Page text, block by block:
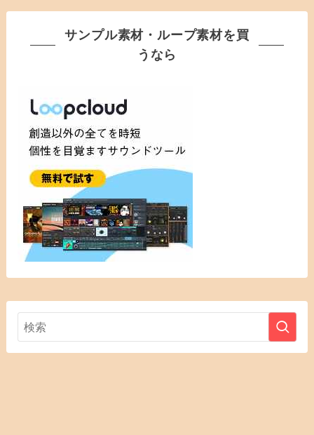
サンプル素材・ループ素材を買
うなら